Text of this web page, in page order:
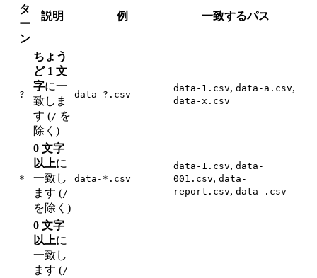
タ
ー
ン
説明 例 一致するパス
?
ちょう
ど 1 文
字に一
致しま
す (/ を
除く)
data-?.csv
data-1.csv, data-a.csv,
data-x.csv
*
0 文字
以上に
一致し
ます (/
を除く)
data-*.csv
data-1.csv, data-
001.csv, data-
report.csv, data-.csv
0 文字
以上に
一致し
ます (/